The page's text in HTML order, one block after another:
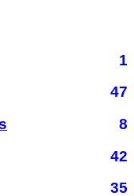
1
47
8
42
35